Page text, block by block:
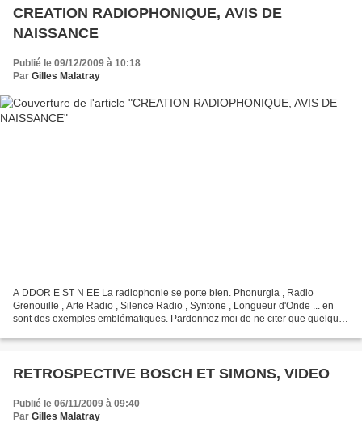
CREATION RADIOPHONIQUE, AVIS DE
NAISSANCE
Publié le 09/12/2009 à 10:18
Par Gilles Malatray
A DDOR E ST N EE La radiophonie se porte bien. Phonurgia , Radio
Grenouille , Arte Radio , Silence Radio , Syntone , Longueur d'Onde ... en
sont des exemples emblématiques. Pardonnez moi de ne citer que quelques
RETROSPECTIVE BOSCH ET SIMONS, VIDEO
Publié le 06/11/2009 à 09:40
Par Gilles Malatray